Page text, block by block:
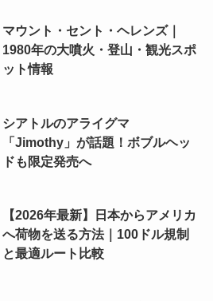
マウント・セント・ヘレンズ｜
1980年の大噴火・登山・観光スポ
ット情報
シアトルのアライグマ
「Jimothy」が話題！ボブルヘッ
ドも限定発売へ
【2026年最新】日本からアメリカ
へ荷物を送る方法｜100ドル規制
と最適ルート比較